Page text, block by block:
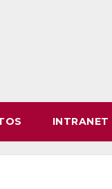
INTRANET